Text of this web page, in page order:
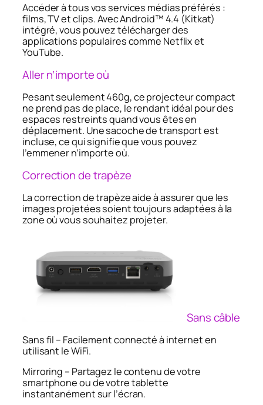
Accéder à tous vos services médias préférés :
films, TV et clips. Avec Android™ 4.4 (Kitkat)
intégré, vous pouvez télécharger des
applications populaires comme Netflix et
YouTube.
Aller n’importe où
Pesant seulement 460g, ce projecteur compact
ne prend pas de place, le rendant idéal pour des
espaces restreints quand vous êtes en
déplacement. Une sacoche de transport est
incluse, ce qui signifie que vous pouvez
l’emmener n’importe où.
Correction de trapèze
La correction de trapèze aide à assurer que les
images projetées soient toujours adaptées à la
zone où vous souhaitez projeter.
Sans câble
Sans fil – Facilement connecté à internet en
utilisant le WiFi.
Mirroring – Partagez le contenu de votre
smartphone ou de votre tablette
instantanément sur l’écran.